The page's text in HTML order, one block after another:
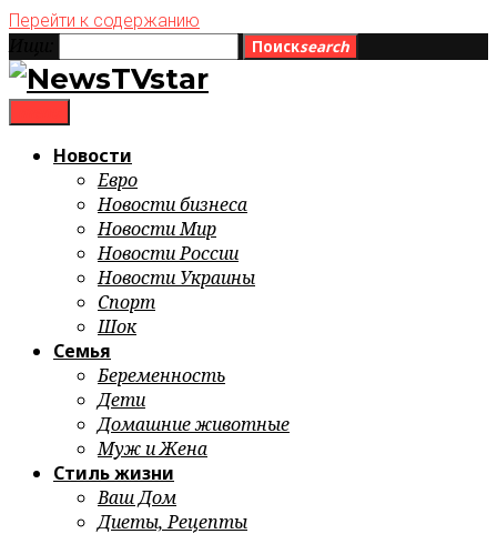
Перейти к содержанию
Поискsearch
Новости
Евро
Новости бизнеса
Новости Мир
Новости России
Новости Украины
Спорт
Шок
Семья
Беременность
Дети
Домашние животные
Муж и Жена
Стиль жизни
Ваш Дом
Диеты, Рецепты